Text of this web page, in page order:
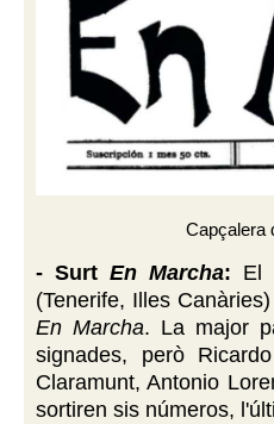
Capçalera
- SurtEn Marcha: El
(Tenerife, Illes
En Marcha. La major
signades, però
Claramunt, Antonio
sortiren sis números,